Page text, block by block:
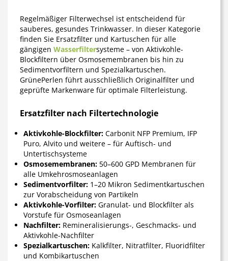
Regelmäßiger Filterwechsel ist entscheidend für
sauberes, gesundes Trinkwasser. In dieser Kategorie
finden Sie Ersatzfilter und Kartuschen für alle
gängigen Wasserfiltersysteme – von Aktivkohle-
Blockfiltern über Osmosemembranen bis hin zu
Sedimentvorfiltern und Spezialkartuschen.
GrünePerlen führt ausschließlich Originalfilter und
geprüfte Markenware für optimale Filterleistung.
Ersatzfilter nach Filtertechnologie
Aktivkohle-Blockfilter: Carbonit NFP Premium, IFP
Puro, Alvito und weitere – für Auftisch- und
Untertischsysteme
Osmosemembranen: 50–600 GPD Membranen für
alle Umkehrosmoseanlagen
Sedimentvorfilter: 1–20 Mikron Sedimentkartuschen
zur Vorabscheidung von Partikeln
Aktivkohle-Vorfilter: Granulat- und Blockfilter als
Vorstufe für Osmoseanlagen
Nachfilter: Remineralisierungs-, Geschmacks- und
Aktivkohle-Nachfilter
Spezialkartuschen: Kalkfilter, Nitratfilter, Fluoridfilter
und Kombikartuschen